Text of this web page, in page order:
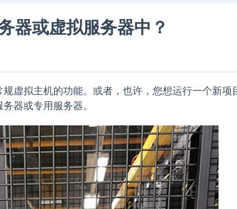
器或虚拟服务器中？
虚拟主机的功能。或者，也许，您想运行一个新项
器或专用服务器。